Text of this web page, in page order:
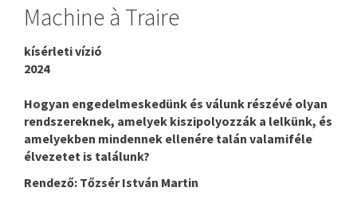
Machine à Traire
kísérleti vízió
2024
Hogyan engedelmeskedünk és válunk részévé olyan
rendszereknek, amelyek kiszipolyozzák a lelkünk, és
amelyekben mindennek ellenére talán valamiféle
élvezetet is találunk?
Rendező: Tőzsér István Martin